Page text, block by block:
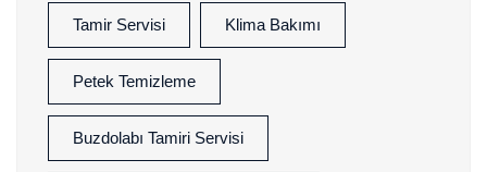
Tamir Servisi Klima Bakımı
Petek Temizleme
Buzdolabı Tamiri Servisi